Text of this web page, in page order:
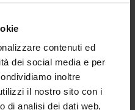
contenuti ed
dei social media e per
inoltre
il nostro sito con i
di analisi dei dati web,
i risultati lo è ancora